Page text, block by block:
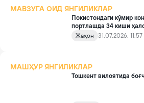
МАВЗУГА ОИД ЯНГИЛИКЛАР
Покистондаги кўмир
портлашда 34 киши
Жаҳон
31.07.2026, 11:57
МАШҲУР ЯНГИЛИКЛАР
Тошкент вилоятида